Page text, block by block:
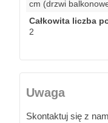
cm (drzwi
Całkowita liczba
2
Uwaga
Skontaktuj się z